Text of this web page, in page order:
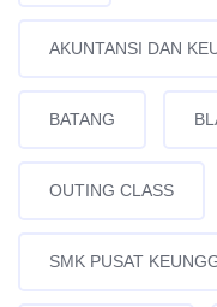
AKUNTANSI DAN
BATANG
OUTING CLASS
SMK PUSAT